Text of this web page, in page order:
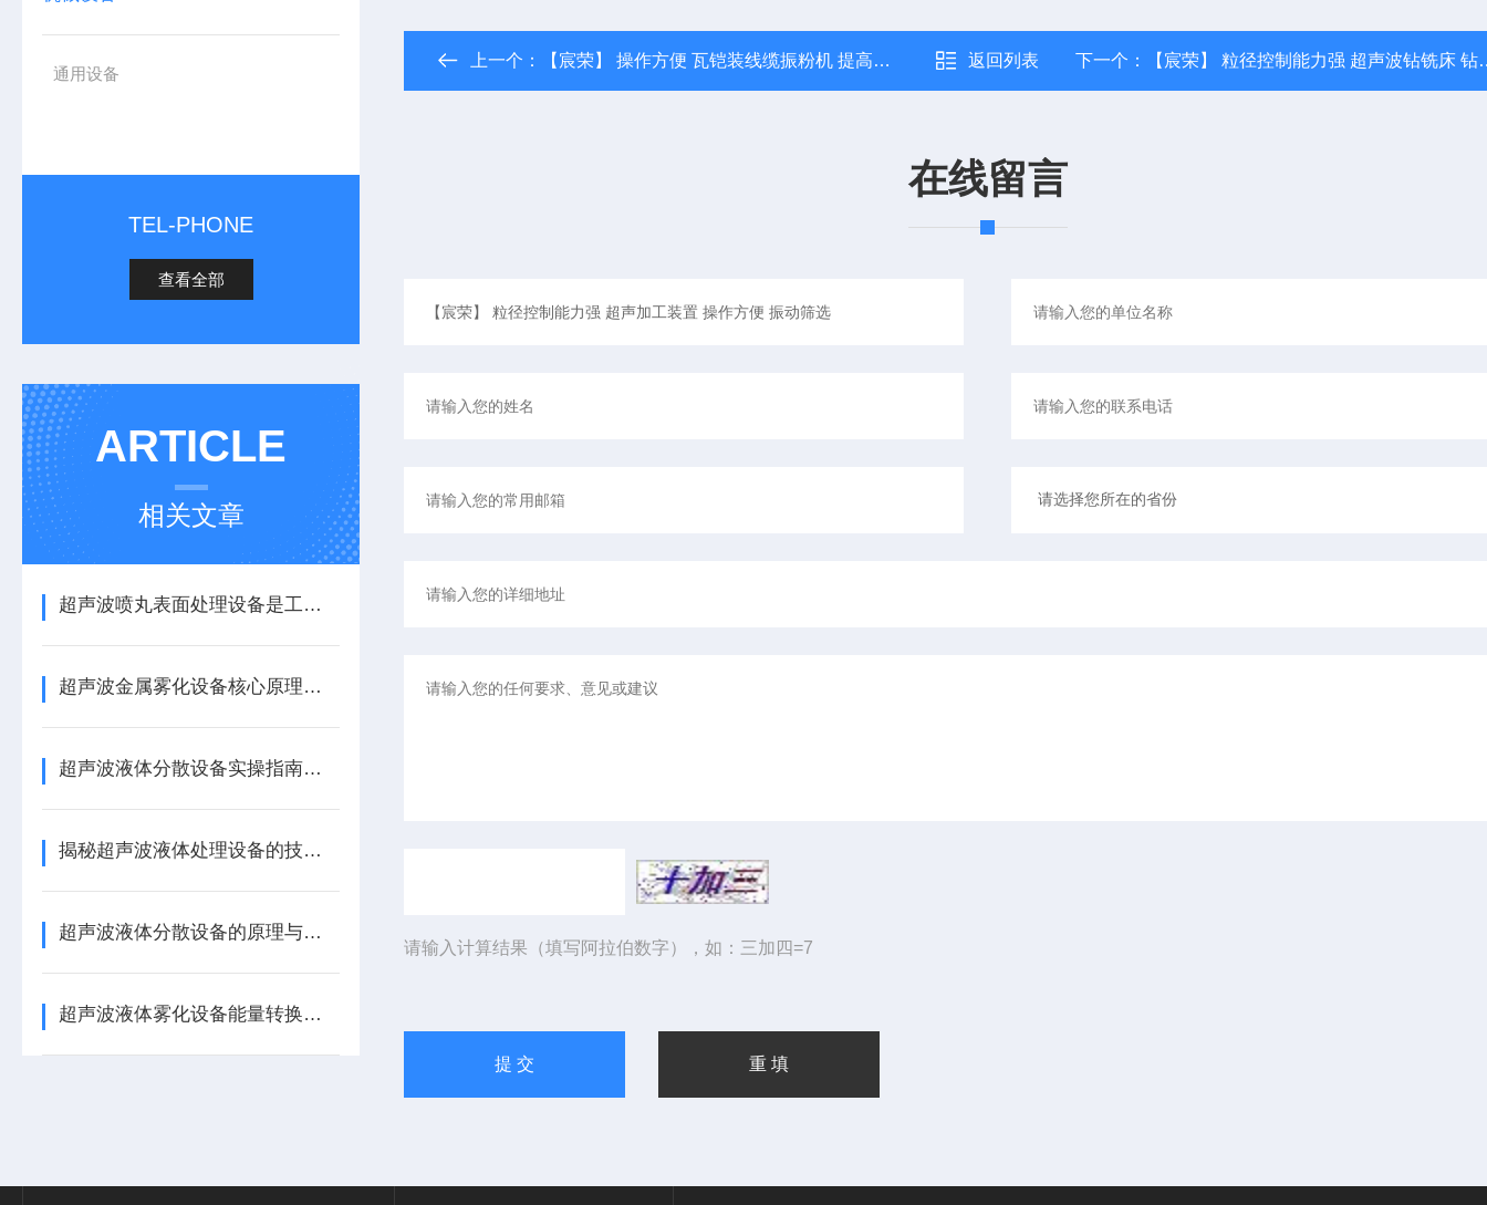
通用设备
TEL-PHONE
查看全部
ARTICLE
相关文章
超声波喷丸表面处理设备是工艺与应用介绍
超声波金属雾化设备核心原理与应用场景
超声波液体分散设备实操指南：细节把控与工艺优化
揭秘超声波液体处理设备的技术奥秘
超声波液体分散设备的原理与应用解析
超声波液体雾化设备能量转换机制 涂料分散喷涂工艺适配详解
上一个： 【宸荣】 操作方便 瓦铠装线缆振粉机 提高加工效率 返回列表 下一个： 【宸荣】 粒径控制能力强 超声波钻铣床 钻孔磨削装置 功率大小可调节
在线留言
请输入计算结果（填写阿拉伯数字），如：三加四=7